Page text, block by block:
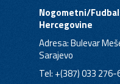
Nogometni/
Hercegovine
Adresa: Bulevar
Sarajevo
Tel: +(387) 033 276-